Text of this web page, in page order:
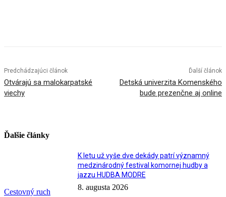
Predchádzajúci článok
Otvárajú sa malokarpatské
viechy
Ďalší článok
Detská univerzita Komenského
bude prezenčne aj online
Ďalšie články
Cestovný ruch
K letu už vyše dve dekády patrí významný
medzinárodný festival komornej hudby a
jazzu HUDBA MODRE
8. augusta 2026